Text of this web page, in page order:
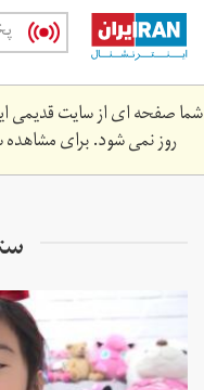
Skip
main
content
شما صفحه ای از سایت قدیمی
روز نمی شود. برای